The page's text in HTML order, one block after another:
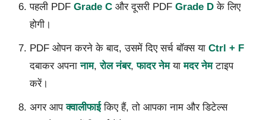
पहली PDF Grade Cऔर दूसरी PDF Grade Dके लिए
होगी।
PDF ओपन करने के बाद, उसमें दिए सर्च बॉक्स या Ctrl + F
दबाकर अपनानाम,रोल नंबर,फादर नेमयामदर नेमटाइप
करें।
अगर आपक्वालीफाईकिए हैं, तो आपका नाम और डिटेल्स